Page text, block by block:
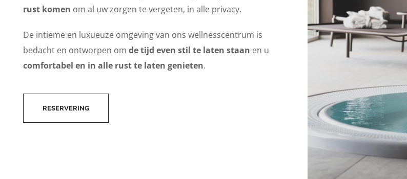
rust komen om al uw zorgen te vergeten, in alle privacy.
De intieme en luxueuze omgeving van ons wellnesscentrum is
bedacht en ontworpen om de tijd even stil te laten staan en u
comfortabel en in alle rust te laten genieten.
RESERVERING